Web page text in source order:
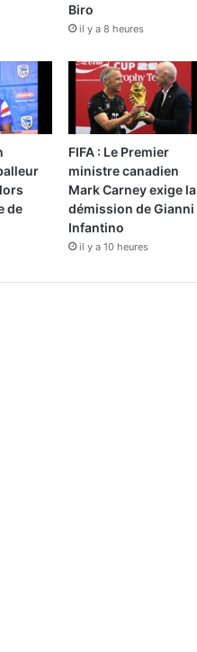
Biro
il y a 8 heures
de
FIFA : Le Premier
ministre canadien
Mark Carney exige la
démission de Gianni
Infantino
il y a 10 heures